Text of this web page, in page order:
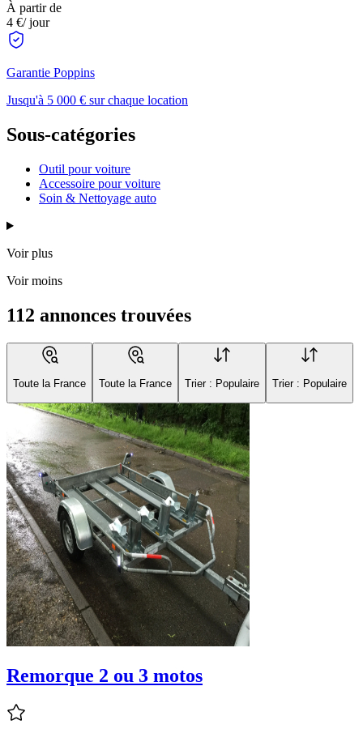
À partir de
4 €/ jour
Garantie Poppins
Jusqu'à 5 000 € sur chaque location
Sous-catégories
Outil pour voiture
Accessoire pour voiture
Soin & Nettoyage auto
Voir plus
Voir moins
112 annonces trouvées
Toute la France Toute la France Trier : Populaire Trier : Populaire
Remorque 2 ou 3 motos